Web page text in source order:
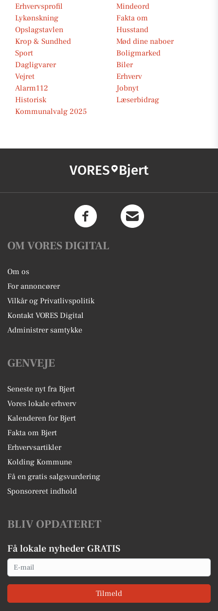
Erhvervsprofil
Mindeord
Lykønskning
Fakta om
Opslagstavlen
Husstand
Krop & Sundhed
Mød dine naboer
Sport
Boligmarked
Dagligvarer
Biler
Vejret
Erhverv
Alarm112
Jobnyt
Historisk
Læserbidrag
Kommunalvalg 2025
VORES Bjert
OM VORES DIGITAL
Om os
For annoncører
Vilkår og Privatlivspolitik
Kontakt VORES Digital
Administrer samtykke
GENVEJE
Seneste nyt fra Bjert
Vores lokale erhverv
Kalenderen for Bjert
Fakta om Bjert
Erhvervsartikler
Kolding Kommune
Få en gratis salgsvurdering
Sponsoreret indhold
BLIV OPDATERET
Få lokale nyheder GRATIS
Email
Tilmeld